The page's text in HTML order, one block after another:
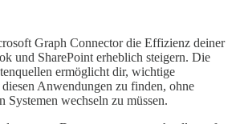
Graph Connector die Effizienz deiner
und SharePoint erheblich steigern. Die
ermöglicht dir, wichtige
Anwendungen zu finden, ohne
Systemen wechseln zu müssen.